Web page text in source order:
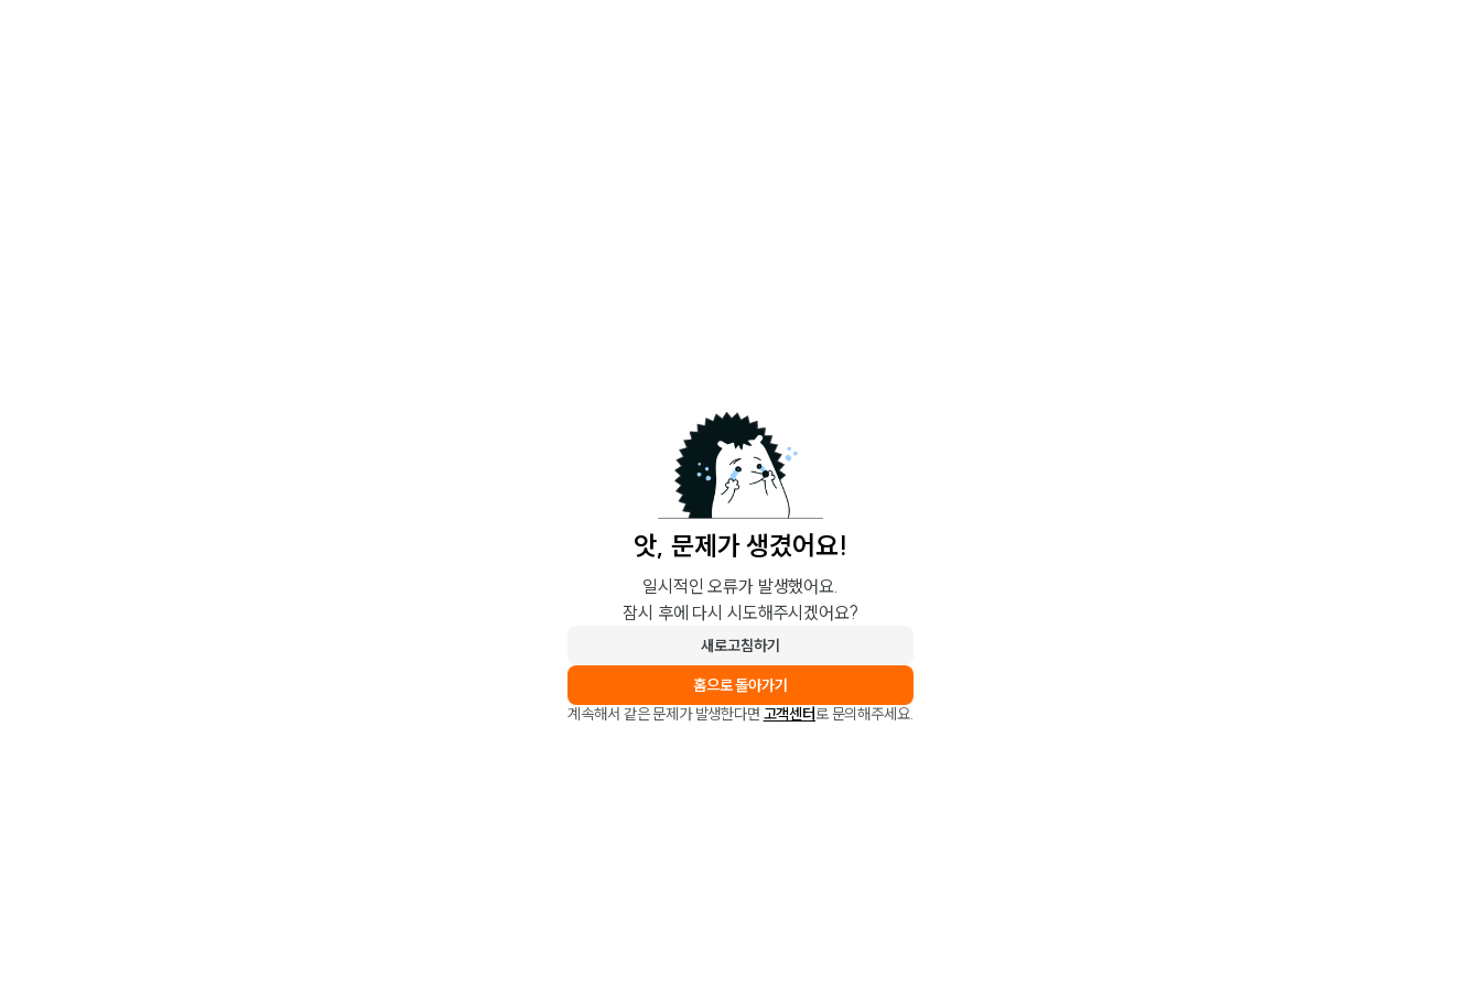
앗, 문제가 생겼어요!
일시적인 오류가 발생했어요.
잠시 후에 다시 시도해주시겠어요?
새로고침하기
홈으로 돌아가기
계속해서 같은 문제가 발생한다면 고객센터로 문의해주세요.